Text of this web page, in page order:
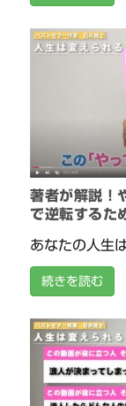
著者が解説！
で逆転するた
あなたの人生
続きを読む